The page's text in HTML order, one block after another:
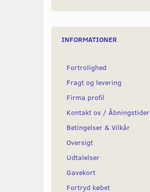
INFORMATIONER
Fortrolighed
Fragt og levering
Firma profil
Kontakt os / Åbningstider
Betingelser & Vilkår
Oversigt
Udtalelser
Gavekort
Fortryd købet